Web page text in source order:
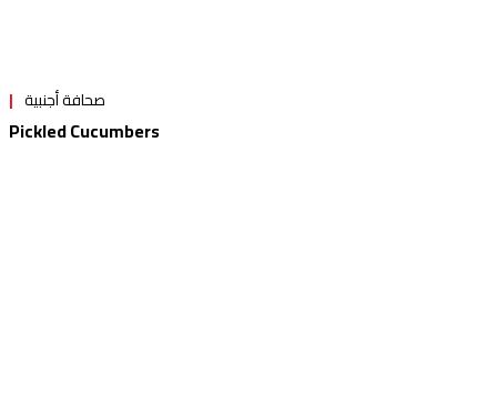
صحافة أجنبية
Pickled Cucumbers